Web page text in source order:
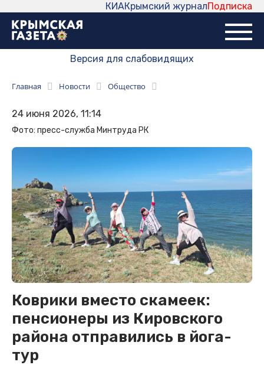
Подписка
Крымский журнал
КИА
Версия для слабовидящих
Главная Новости Общество
24 июня 2026, 11:14
Фото: пресс-служба Минтруда РК
Коврики вместо скамеек:
пенсионеры из Кировского
района отправились в йога-
тур